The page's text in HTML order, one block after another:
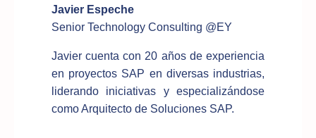
Javier Espeche
Senior Technology Consulting @EY
Javier cuenta con 20 años de experiencia
en proyectos SAP en diversas industrias,
liderando iniciativas y especializándose
como Arquitecto de Soluciones SAP.